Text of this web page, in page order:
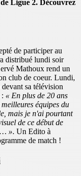
Ligue 2. Découvrez
de participer au
distribué lundi soir
Mathoux rend un
club de coeur. Lundi,
sa télévision
« En plus de 20 ans
équipes du
mais je n'ai pourtant
de ce début de
». Un Edito à
de match !